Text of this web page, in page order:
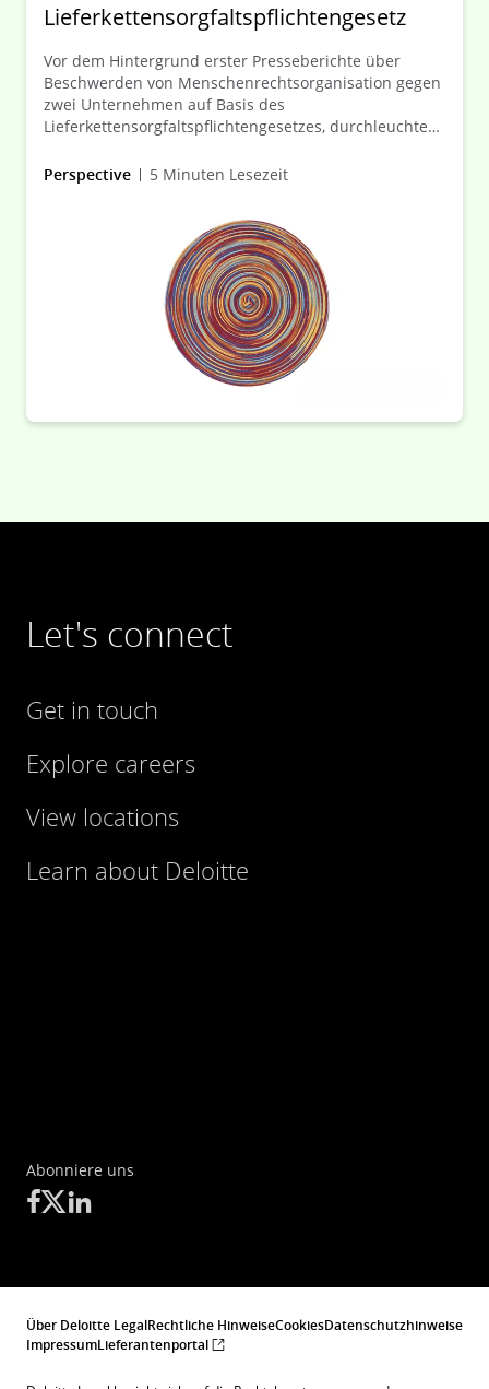
Lieferkettensorgfaltspflichtengesetz
Vor dem Hintergrund erster Presseberichte über
Beschwerden von Menschenrechtsorganisation gegen
zwei Unternehmen auf Basis des
Lieferkettensorgfaltspflichtengesetzes, durchleuchten
Risikos von Sanktionen und zivilrechtlichen Klagen.
Perspective 5 Minuten Lesezeit
Let's connect
Get in touch
Explore careers
View locations
Learn about Deloitte
Abonniere uns
Über Deloitte LegalRechtliche HinweiseCookiesDatenschutzhinweise
ImpressumLieferantenportal